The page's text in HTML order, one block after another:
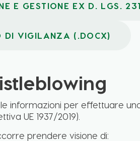
E GESTIONE EX D. LGS.
DI VIGILANZA (.DOCX)
informazioni per effettuare
UE 1937/2019).
prendere visione di: